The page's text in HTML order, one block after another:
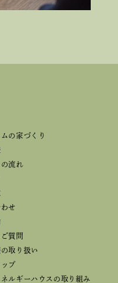
の家づくり
流れ
せ
質問
取り扱い
プ
ルギーハウスの取り組み